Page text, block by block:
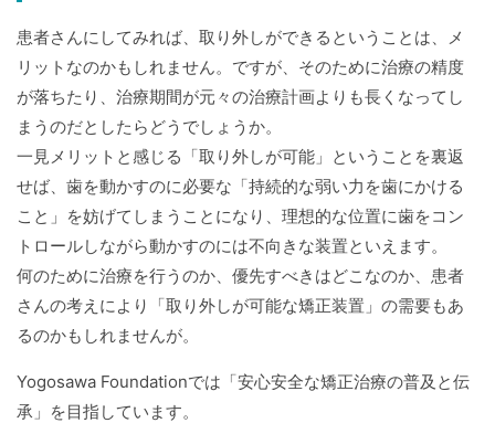
患者さんにしてみれば、取り外しができるということは、メ
リットなのかもしれません。ですが、そのために治療の精度
が落ちたり、治療期間が元々の治療計画よりも長くなってし
まうのだとしたらどうでしょうか。
一見メリットと感じる「取り外しが可能」ということを裏返
せば、歯を動かすのに必要な「持続的な弱い力を歯にかける
こと」を妨げてしまうことになり、理想的な位置に歯をコン
トロールしながら動かすのには不向きな装置といえます。
何のために治療を行うのか、優先すべきはどこなのか、患者
さんの考えにより「取り外しが可能な矯正装置」の需要もあ
るのかもしれませんが。
Yogosawa Foundationでは「安心安全な矯正治療の普及と伝
承」を目指しています。